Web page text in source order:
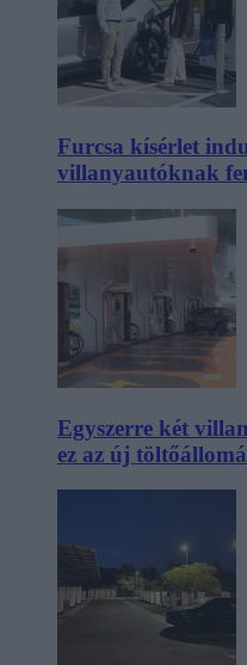
Furcsa kísérlet
villanyautóknak
Egyszerre két
ez az új